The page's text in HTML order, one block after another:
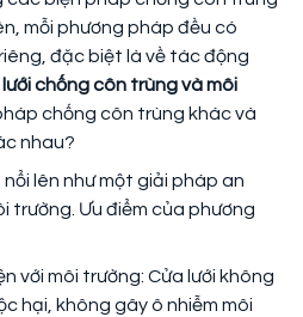
mỗi phương pháp đều có
đặc biệt là về tác động
lưới chống côn trùng và môi
chống côn trùng khác và
nhau?
lên như một giải pháp an
trường. Ưu điểm của phương
với môi trường: Cửa lưới không
hại, không gây ô nhiễm môi